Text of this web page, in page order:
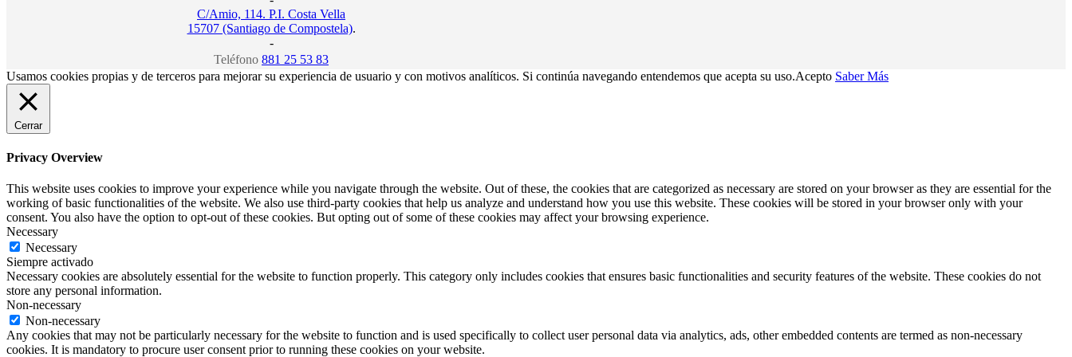
C/Amio, 114. P.I. Costa Vella
15707 (Santiago de Compostela).
-
Teléfono 881 25 53 83
Usamos cookies propias y de terceros para mejorar su experiencia de usuario y con motivos analíticos. Si continúa navegando entendemos que acepta su uso.Acepto Saber Más
Cerrar
Privacy Overview
This website uses cookies to improve your experience while you navigate through the website. Out of these, the cookies that are categorized as necessary are stored on your browser as they are essential for the
working of basic functionalities of the website. We also use third-party cookies that help us analyze and understand how you use this website. These cookies will be stored in your browser only with your
consent. You also have the option to opt-out of these cookies. But opting out of some of these cookies may affect your browsing experience.
Necessary
Necessary
Siempre activado
Necessary cookies are absolutely essential for the website to function properly. This category only includes cookies that ensures basic functionalities and security features of the website. These cookies do not
store any personal information.
Non-necessary
Non-necessary
Any cookies that may not be particularly necessary for the website to function and is used specifically to collect user personal data via analytics, ads, other embedded contents are termed as non-necessary
cookies. It is mandatory to procure user consent prior to running these cookies on your website.